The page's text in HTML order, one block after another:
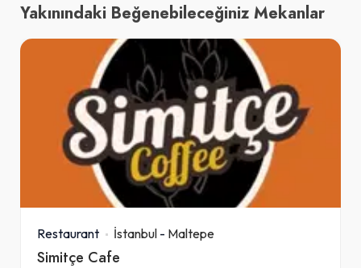
Yakınındaki Beğenebileceğiniz Mekanlar
Restaurant İstanbul - Maltepe
Simitçe Cafe